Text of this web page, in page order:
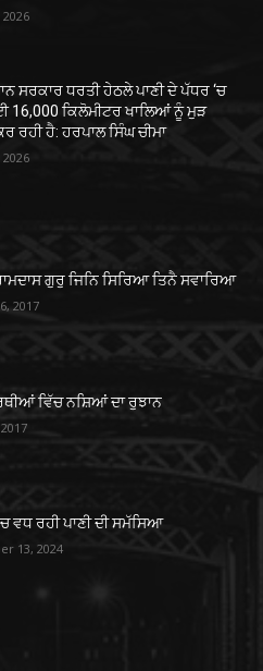
ਸਰਕਾਰ ਧਰਤੀ ਹੇਠਲੇ ਪਾਣੀ ਦੇ ਪੱਧਰ ‘ਚ
16,000 ਕਿਲੋਮੀਟਰ ਖਾਲਿਆਂ ਨੂੰ ਮੁੜ
ਰਹੀ ਹੈ: ਹਰਪਾਲ ਸਿੰਘ ਚੀਮਾ
ਗੁਰੁ ਜਿਨਿ ਸਿਰਿਆ ਤਿਨੈ ਸਵਾਰਿਆ
2017
ਵਿੱਚ ਨਸ਼ਿਆਂ ਦਾ ਰੁਝਾਨ
ਵਧ ਰਹੀ ਪਾਣੀ ਦੀ ਸਮੱਸਿਆ
13, 2024